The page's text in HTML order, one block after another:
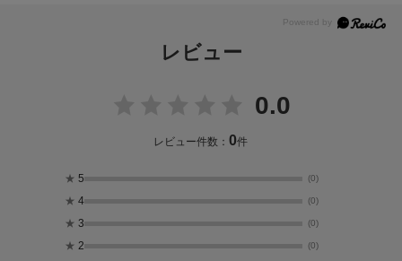
レビュー
0.0
レビュー件数：0件
★ 5 (0)
★ 4 (0)
★ 3 (0)
★ 2 (0)